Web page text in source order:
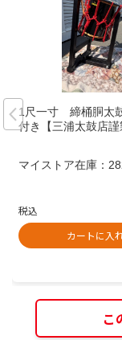
1尺一寸 締桶胴太
付き【三浦太鼓店謹
マイストア在庫：
税込
カートに入
こ